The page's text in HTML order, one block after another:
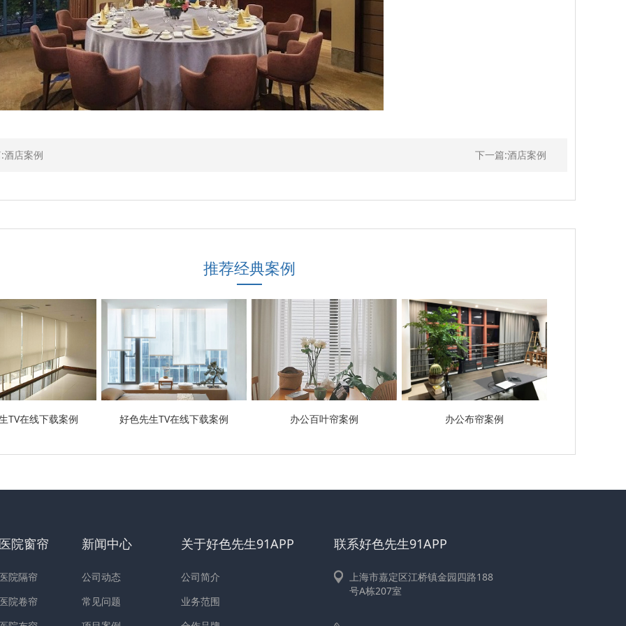
酒店案例 下一篇:酒店案例
推荐经典案例
TV在线下载案例 好色先生TV在线下载案例 办公百叶帘案例 办公布帘案例
院窗帘
院隔帘
院卷帘
新闻中心
公司动态
常见问题
关于好色先生91APP
公司简介
业务范围
联系好色先生91APP
上海市嘉定区江桥镇金园四路188
号A栋207室